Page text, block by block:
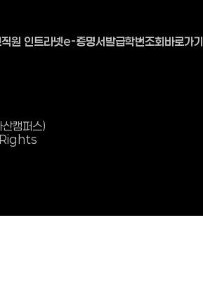
원 인트라넷e-증명서발급학번조회바로가기
캠퍼스)